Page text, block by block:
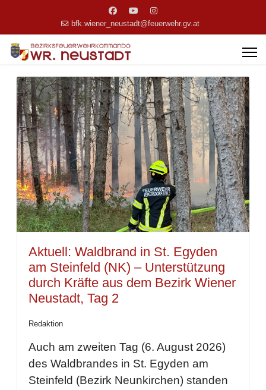
bfk.wiener_neustadt@feuerwehr.gv.at
Aktuell: Waldbrand in St. Egyden
am Steinfeld (NK) – Unterstützung
durch Kräfte aus dem Bezirk Wiener
Neustadt, Tag 2
Redaktion
Auch am zweiten Tag (6. August 2026)
des Waldbrandes in St. Egyden am
Steinfeld (Bezirk Neunkirchen) standen